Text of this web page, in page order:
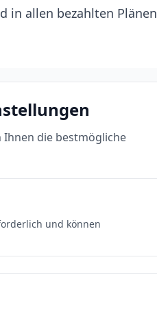
in allen bezahlten Plänen
Über uns
Ihnen die bestmögliche
und können